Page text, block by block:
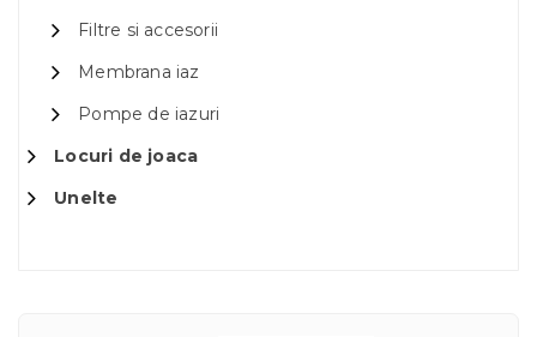
Filtre si accesorii
Membrana iaz
Pompe de iazuri
Locuri de joaca
Unelte